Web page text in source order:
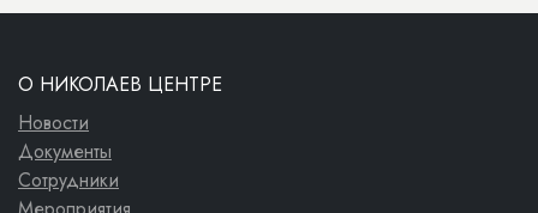
О НИКОЛАЕВ ЦЕНТРЕ
Новости
Документы
Сотрудники